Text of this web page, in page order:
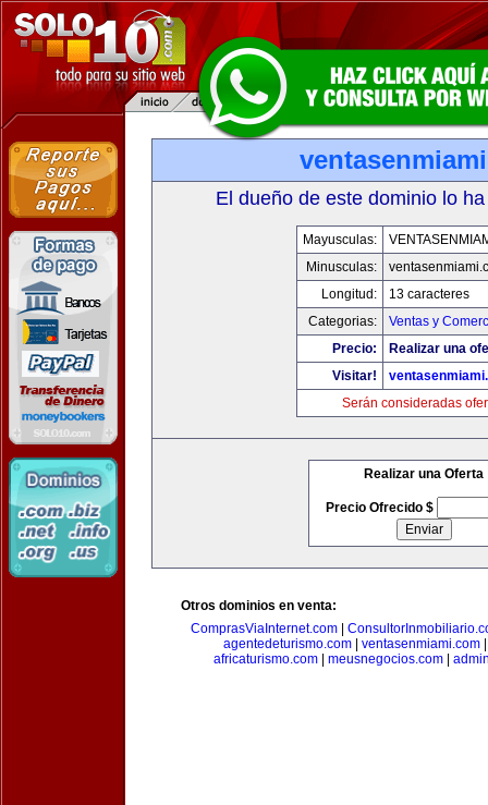
El dueño de este dominio lo
Mayusculas:
Minusculas:
Longitud:
13 caracteres
Categorias:
Ventas y
Precio:
Realizar una
Visitar!
Serán consideradas
Realizar una Oferta
Precio Ofrecido $
Otros dominios en venta:
ComprasViaInternet.com
agentedeturismo.com| ventasenmiami.com
africaturismo.com
meusnegocios.com